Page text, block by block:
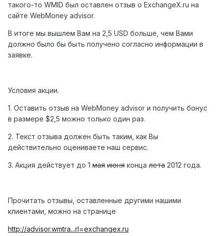
такого-то WMID был оставлен отзыв о ExchangeX.ru на
сайте WebMoney advisor.
В итоге мы вышлем Вам на 2,5 USD больше, чем Вами
должно было бы быть получено согласно информации в
заявке.
Условия акции.
1. Оставить отзыв на WebMoney advisor и получить бонус
в размере $2,5 можно только один раз.
2. Текст отзыва должен быть таким, как Вы
действительно оцениваете наш сервис.
3. Акция действует до 1 мая июня конца лета 2012 года.
Прочитать отзывы, оставленные другими нашими
клиентами, можно на странице
http://advisor.wmtra...rl=exchangex.ru